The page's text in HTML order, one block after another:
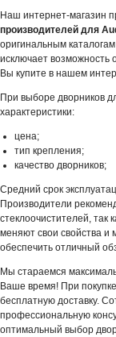
Наш интернет-магазин
производителей для
оригинальным
исключает возможность
Вы купите в нашем
При выборе дворников
характеристики:
цена;
тип крепления;
качество дворников;
Средний срок
Производители
стеклоочистителей, так
меняют свои свойства и
обеспечить отличный
Мы стараемся
Ваше время! При
бесплатную доставку.
профессиональную
оптимальный выбор